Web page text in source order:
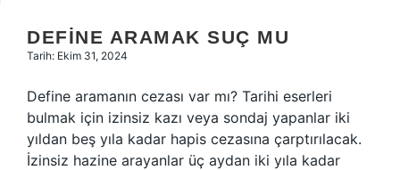
DEFINE ARAMAK SUÇ MU
Tarih: Ekim 31, 2024
Define aramanın cezası var mı? Tarihi eserleri
bulmak için izinsiz kazı veya sondaj yapanlar iki
yıldan beş yıla kadar hapis cezasına çarptırılacak.
İzinsiz hazine arayanlar üç aydan iki yıla kadar